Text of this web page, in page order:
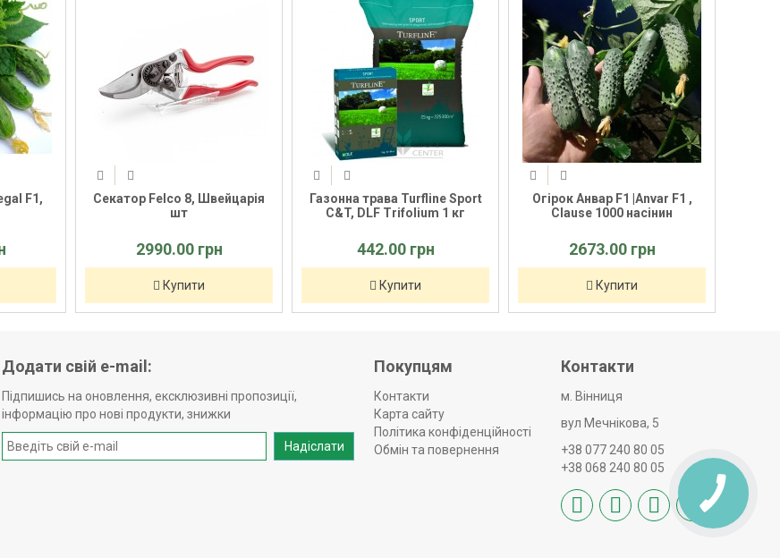
F1,
Секатор Felco 8, Швейцарія
шт
2990.00 грн
Купити
Газонна трава Turfline Sport
C&T, DLF Trifolium 1 кг
442.00 грн
Купити
Огірок Анвар F1 |Anvar F1 ,
Clause 1000 насінин
2673.00 грн
Купити
Додати свій e-mail:
Підпишись на оновлення, ексклюзивні пропозиції,
інформацію про нові продукти, знижки
Надіслати
Покупцям
Контакти
Карта сайту
Політика конфіденційності
Обмін та повернення
Контакти
м. Вінниця
вул Мечнікова, 5
+38 077 240 80 05
+38 068 240 80 05